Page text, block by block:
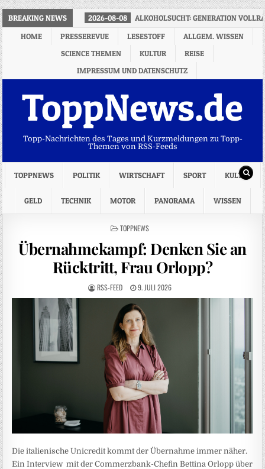
BREAKING NEWS 2026-08-08
ALKOHOLSUCHT: GENERATION
HOME
PRESSEREVUE LESESTOFF
ALLGEM. WISSEN
SCIENCE THEMEN
KULTUR
REISE
IMPRESSUM UND DATENSCHUTZ
ToppNews.de
Topp-Nachrichten des Tages und Kurzmeldungen zu Topp-
Themen von RSS-Feeds
TOPPNEWS POLITIK WIRTSCHAFT SPORT KULTUR
GELD TECHNIK MOTOR PANORAMA WISSEN
POSTED
TOPPNEWS
Übernahmekampf: Denken Sie an
Rücktritt, Frau Orlopp?
RSS-FEED 9. JULI 2026
Die italienische Unicredit kommt der Übernahme immer näher.
Ein Interview mit der Commerzbank-Chefin Bettina Orlopp über